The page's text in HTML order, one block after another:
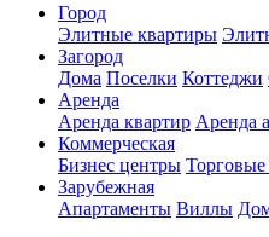
Город
Элитные квартиры
Загород
Дома Поселки Коттеджи
Аренда
Аренда квартир Аренда
Коммерческая
Бизнес центры
Зарубежная
Апартаменты Виллы